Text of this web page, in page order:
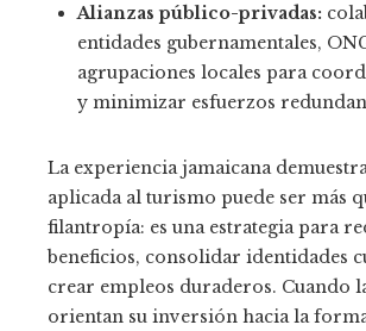
Alianzas público-privadas:
entidades gubernamentales,
agrupaciones locales para
y minimizar esfuerzos
La experiencia jamaicana
aplicada al turismo puede ser más
filantropía: es una estrategia para
beneficios, consolidar identidades
crear empleos duraderos. Cuando
orientan su inversión hacia la